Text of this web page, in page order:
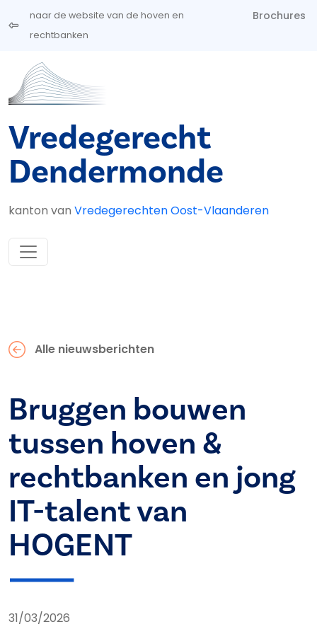
Overslaan en naar de inhoud gaan
naar de website van de hoven en
rechtbanken
Brochures
Vredegerecht
Dendermonde
kanton van Vredegerechten Oost-Vlaanderen
Alle nieuwsberichten
Bruggen bouwen
tussen hoven &
rechtbanken en jong
IT-talent van
HOGENT
31/03/2026